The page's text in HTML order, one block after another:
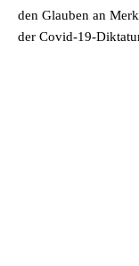
den Glauben an
der Covid-19-